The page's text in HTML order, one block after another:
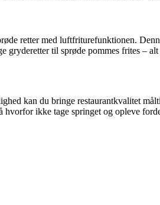
retter med luftfriturefunktionen.
til sprøde pommes frites –
kan du bringe restaurantkvalitet
ikke tage springet og opleve